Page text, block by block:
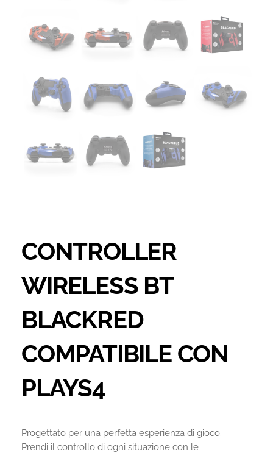
CONTROLLER
WIRELESS BT
BLACKRED
COMPATIBILE CON
PLAYS4
Progettato per una perfetta esperienza di gioco.
Prendi il controllo di ogni situazione con le